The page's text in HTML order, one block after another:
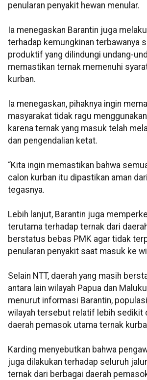
penularan penyakit hewan menular.
Ia menegaskan Barantin juga
terhadap kemungkinan terbawanya
produktif yang dilindungi undang-
memastikan ternak memenuhi
kurban.
Ia menegaskan, pihaknya ingin
masyarakat tidak ragu
karena ternak yang masuk telah
dan pengendalian ketat.
“Kita ingin memastikan bahwa
calon kurban itu dipastikan aman
tegasnya.
Lebih lanjut, Barantin juga
terutama terhadap ternak dari
berstatus bebas PMK agar tidak
penularan penyakit saat masuk ke
Selain NTT, daerah yang masih
antara lain wilayah Papua dan
menurut informasi Barantin,
wilayah tersebut relatif lebih sedikit
daerah pemasok utama ternak
Karding menyebutkan bahwa
juga dilakukan terhadap seluruh
ternak dari berbagai daerah